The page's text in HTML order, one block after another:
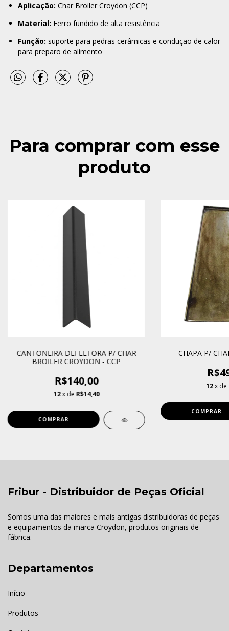
Aplicação: Char Broiler Croydon (CCP)
Material: Ferro fundido de alta resistência
Função: suporte para pedras cerâmicas e condução de calor
para preparo de alimento
Para comprar com esse
produto
CANTONEIRA DEFLETORA P/ CHAR
BROILER CROYDON - CCP
R$140,00
12x de R$14,40
CHAPA P/
12x de
Fribur - Distribuidor de Peças Oficial
Somos uma das maiores e mais antigas distribuidoras de peças
e equipamentos da marca Croydon, produtos originais de
fábrica.
Departamentos
Início
Produtos